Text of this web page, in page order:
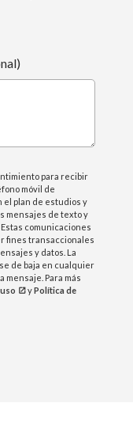
para recibir
móvil de
el plan de estudios y
mensajes de texto y
comunicaciones
fines transaccionales
y datos. La
de baja en cualquier
Para más
yPolítica de